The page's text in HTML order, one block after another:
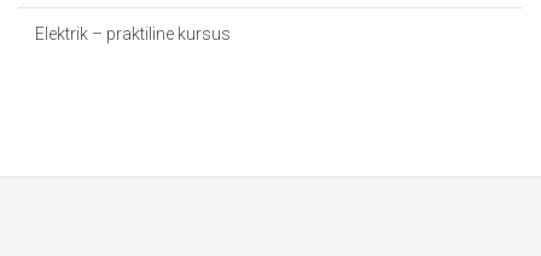
Elektrik – praktiline kursus